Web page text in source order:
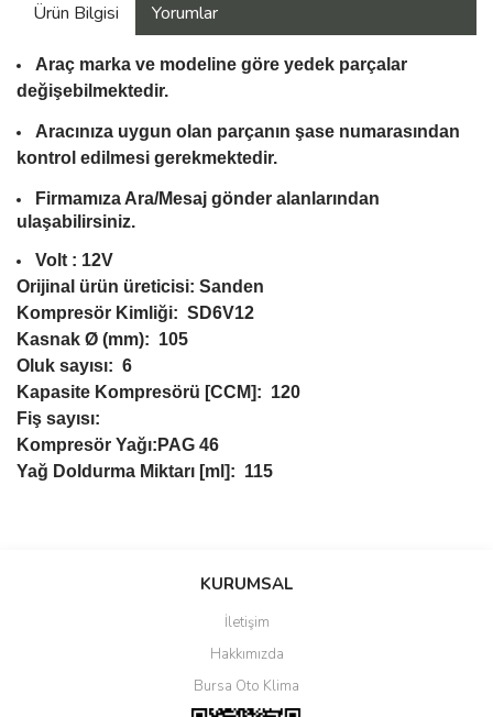
Ürün Bilgisi Yorumlar
Araç marka ve modeline göre yedek parçalar
değişebilmektedir.
Aracınıza uygun olan parçanın şase numarasından
kontrol edilmesi gerekmektedir.
Firmamıza Ara/Mesaj gönder alanlarından
ulaşabilirsiniz.
Volt : 12V
Orijinal ürün üreticisi: Sanden
Kompresör Kimliği: SD6V12
Kasnak Ø (mm): 105
Oluk sayısı: 6
Kapasite Kompresörü [CCM]: 120
Fiş sayısı:
Kompresör Yağı:PAG 46
Yağ Doldurma Miktarı [ml]: 115
Bu ürüne ilk yorumu siz yapın!
Yorum Yaz
KURUMSAL
İletişim
Hakkımızda
Bursa Oto Klima